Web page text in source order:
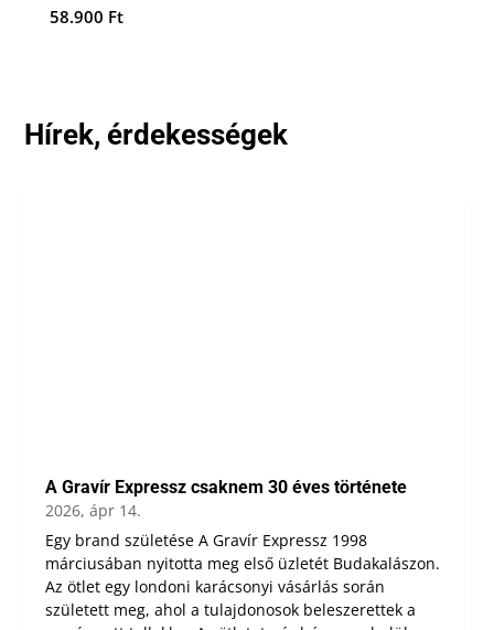
58.900 Ft
Hírek, érdekességek
A Gravír Expressz csaknem 30 éves története
2026, ápr 14.
Egy brand születése A Gravír Expressz 1998
márciusában nyitotta meg első üzletét Budakalászon.
Az ötlet egy londoni karácsonyi vásárlás során
született meg, ahol a tulajdonosok beleszerettek a